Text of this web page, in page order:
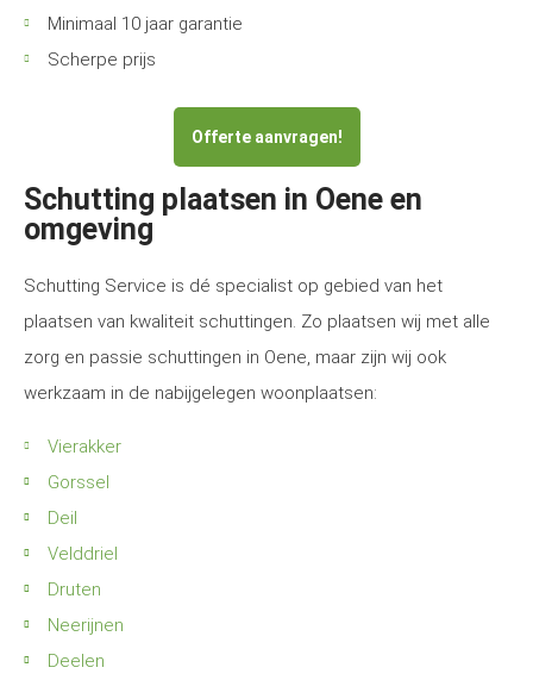
Minimaal 10 jaar garantie
Scherpe prijs
Offerte aanvragen!
Schutting plaatsen in Oene en
omgeving
Schutting Service is dé specialist op gebied van het
plaatsen van kwaliteit schuttingen. Zo plaatsen wij met alle
zorg en passie schuttingen in Oene, maar zijn wij ook
werkzaam in de nabijgelegen woonplaatsen:
Vierakker
Gorssel
Deil
Velddriel
Druten
Neerijnen
Deelen